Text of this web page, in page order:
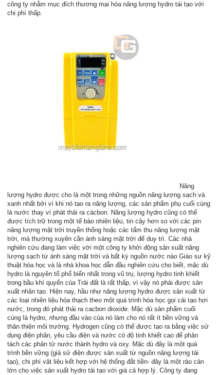
công ty nhằm mục đích thương mại hóa năng lượng hydro tái tạo với
chi phí thấp.
Năng
lượng hydro được cho là một trong những nguồn năng lượng sạch và
xanh nhất bởi vì khi nó tạo ra năng lượng, các sản phẩm phụ cuối cùng
là nước thay vì phát thải ra cácbon. Năng lượng hydro cũng có thể
được tích trữ trong một tế bào nhiên liệu, tin cậy hơn so với các pin
năng lượng mặt trời truyền thống hoặc các tấm thu năng lượng mặt
trời, mà thường xuyên cần ánh sáng mặt trời để duy trì. Các nhà
nghiên cứu đang làm việc với một công ty khởi động sản xuất năng
lượng sạch từ ánh sáng mặt trời và bất kỳ nguồn nước nào Giáo sư kỹ
thuật hóa học và là nhà khoa học dẫn đầu nghiên cứu cho biết, mặc dù
hydro là nguyên tố phổ biến nhất trong vũ trụ, lượng hydro tinh khiết
trong bầu khí quyển của Trái đất là rất thấp, vì vậy nó phải được sản
xuất nhân tạo. Hiện nay, hầu như năng lượng hydro được sản xuất từ
các loại nhiên liệu hóa thạch theo một quá trình hóa học gọi cải tạo hơi
nước, trong đó phát thải ra cacbon dioxide. Mặc dù sản phẩm cuối
cùng là hydro, nhưng đầu vào của nó làm cho nó rất ít bền vững và
thân thiện môi trường. Hydrogen cũng có thể được tạo ra bằng việc sử
dụng điện phân, yêu cầu điện và nước có độ tinh khiết cao để phân
tách các phân tử nước thành hydro và oxy. Mặc dù đây là một quá
trình bền vững (giả sử điện được sản xuất từ nguồn năng lượng tái
tạo), chi phí vật liệu kết hợp với hệ thống đắt tiền- đây là một rào cản
lớn cho việc sản xuất hydro tái tạo với giá cả hợp lý. Công ty đang